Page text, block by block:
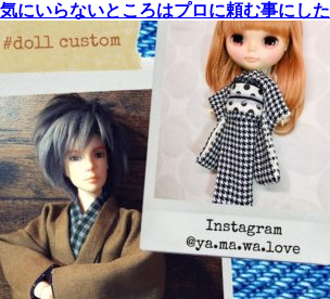
気にいらないところはプロに頼む事にした